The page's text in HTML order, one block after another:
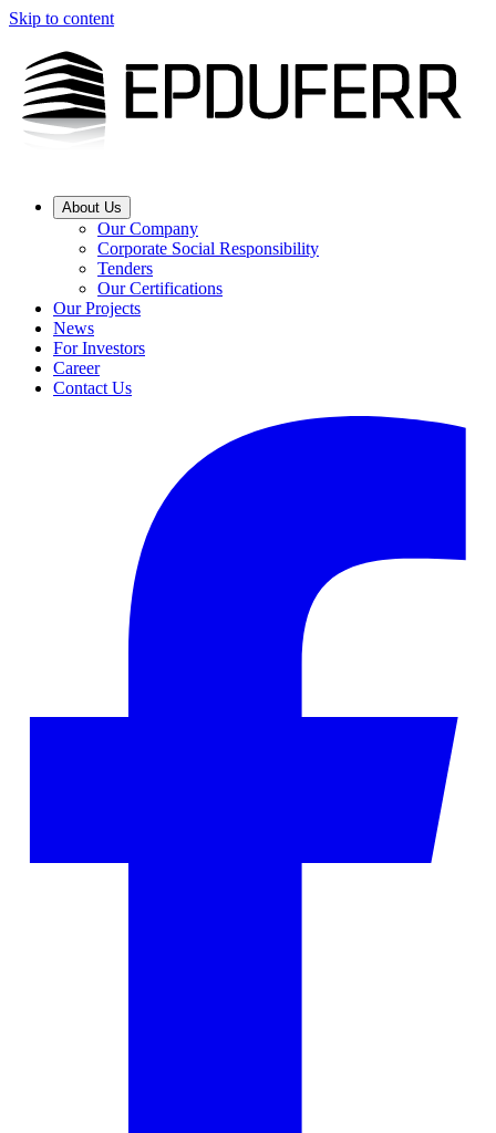
Skip to content
About Us
Our Company
Corporate Social Responsibility
Tenders
Our Certifications
Our Projects
News
For Investors
Career
Contact Us